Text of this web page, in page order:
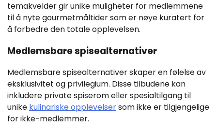
temakvelder gir unike muligheter for medlemmene
til å nyte gourmetmåltider som er nøye kuratert for
å forbedre den totale opplevelsen.
Medlemsbare spisealternativer
Medlemsbare spisealternativer skaper en følelse av
eksklusivitet og privilegium. Disse tilbudene kan
inkludere private spiserom eller spesialtilgang til
unike kulinariske opplevelsersom ikke er tilgjengelige
for ikke-medlemmer.